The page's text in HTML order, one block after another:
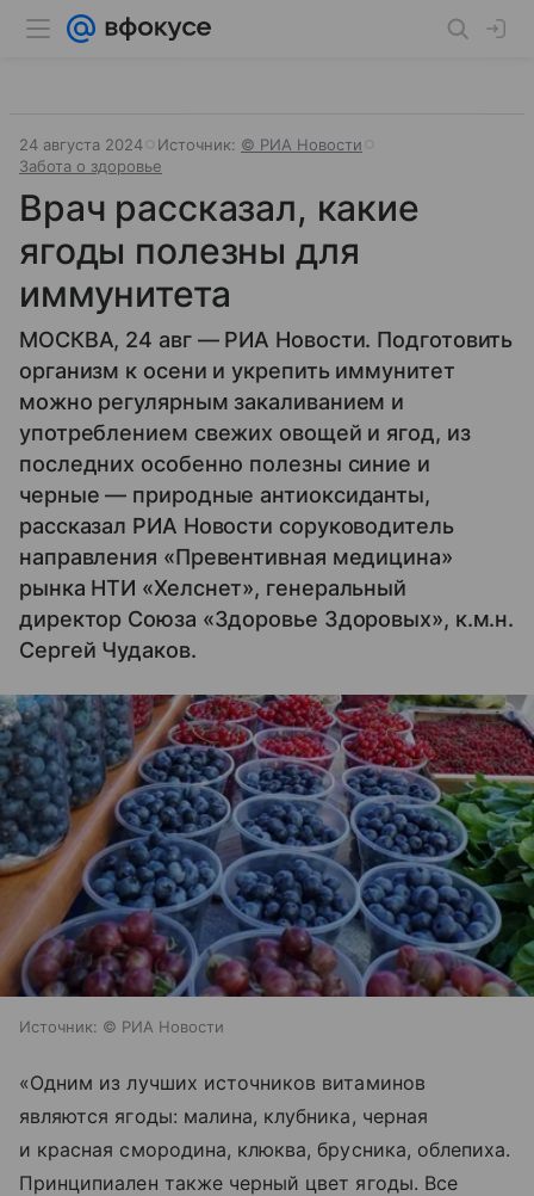
24 августа 2024 Источник: © РИА Новости
Забота о здоровье
Врач рассказал, какие
ягоды полезны для
иммунитета
МОСКВА, 24 авг — РИА Новости. Подготовить
организм к осени и укрепить иммунитет
можно регулярным закаливанием и
употреблением свежих овощей и ягод, из
последних особенно полезны синие и
черные — природные антиоксиданты,
рассказал РИА Новости соруководитель
направления «Превентивная медицина»
рынка НТИ «Хелснет», генеральный
директор Союза «Здоровье Здоровых», к.м.н.
Сергей Чудаков.
Источник: © РИА Новости
«Одним из лучших источников витаминов
являются ягоды: малина, клубника, черная
и красная смородина, клюква, брусника, облепиха.
Принципиален также черный цвет ягоды. Все